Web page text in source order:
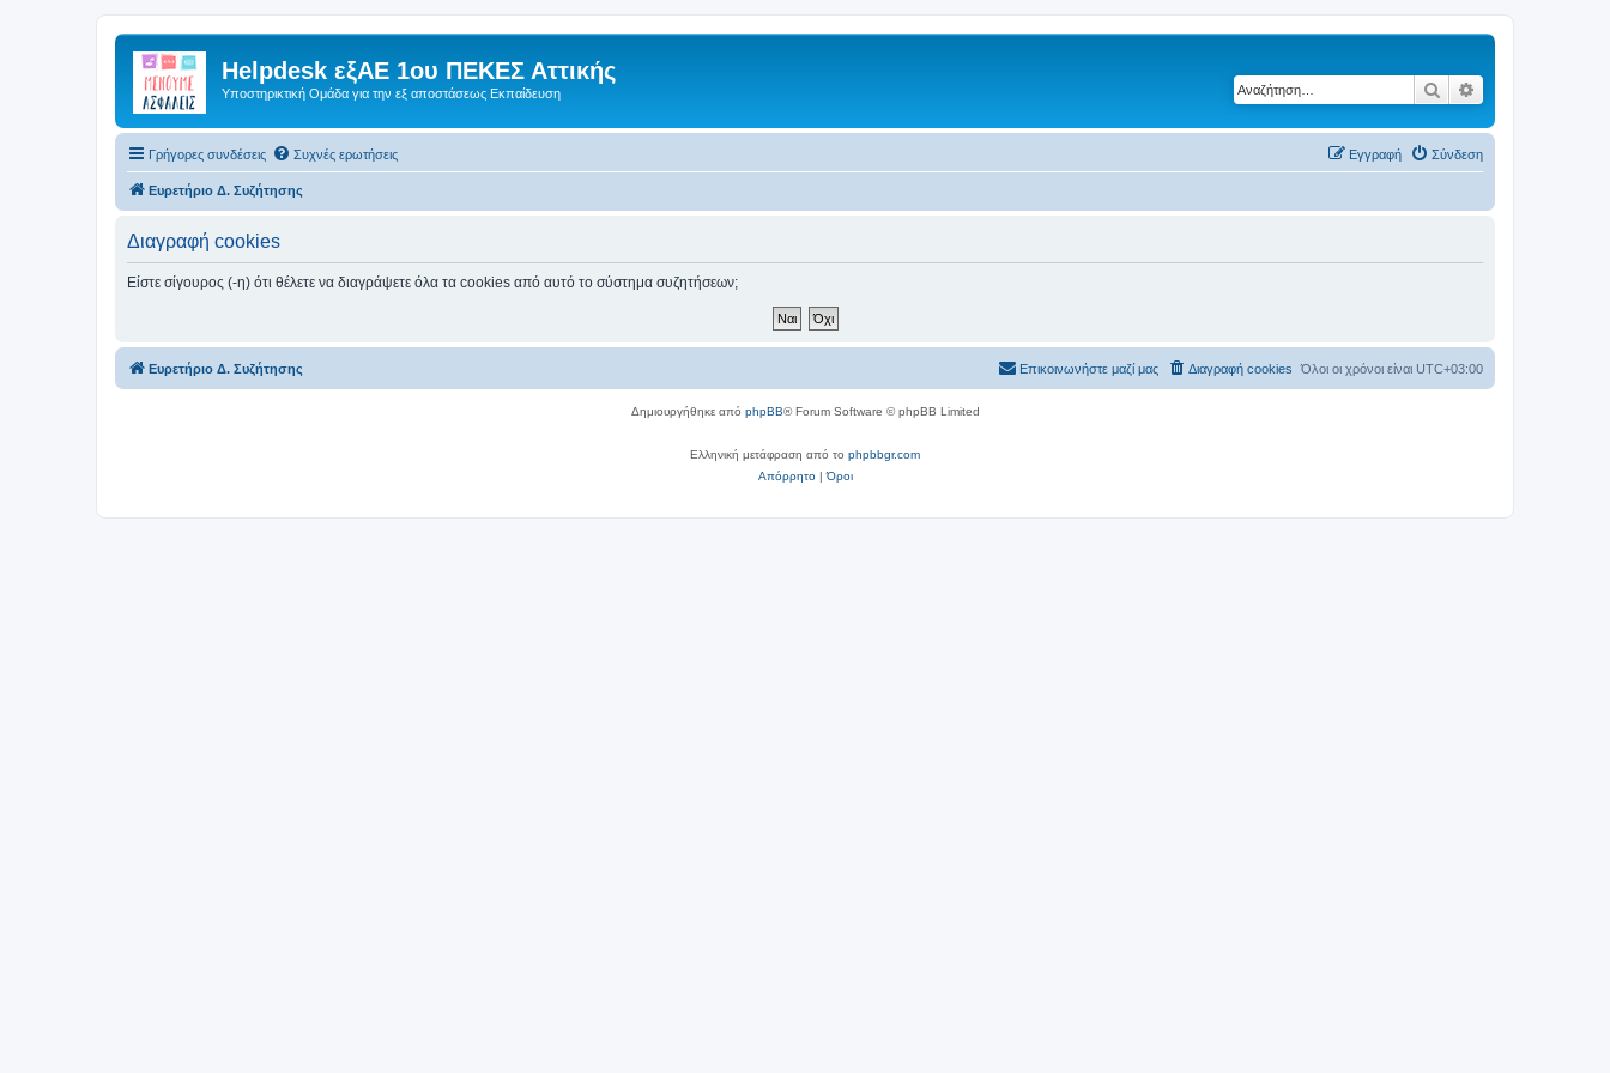
Helpdesk εξΑΕ 1ου ΠΕΚΕΣ Αττικής
Υποστηρικτική Ομάδα για την εξ αποστάσεως Εκπαίδευση Αναζήτηση
Γρήγορες συνδέσεις Συχνές ερωτήσεις Σύνδεση
Εγγραφή
Ευρετήριο Δ. Συζήτησης
Διαγραφή cookies
Είστε σίγουρος (-η) ότι θέλετε να διαγράψετε όλα τα cookies από αυτό το σύστημα συζητήσεων;
Ευρετήριο Δ. Συζήτησης Όλοι οι χρόνοι είναι UTC+03:00
Διαγραφή cookies
Επικοινωνήστε μαζί μας
Δημιουργήθηκε από phpBB® Forum Software © phpBB Limited
Ελληνική μετάφραση από το phpbbgr.com
Απόρρητο|Όροι